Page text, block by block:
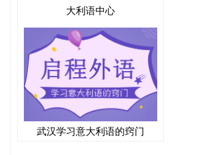
大利语中心
武汉学习意大利语的窍门